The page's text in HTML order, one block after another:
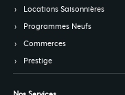
Locations Saisonnières
Programmes Neufs
Commerces
Prestige